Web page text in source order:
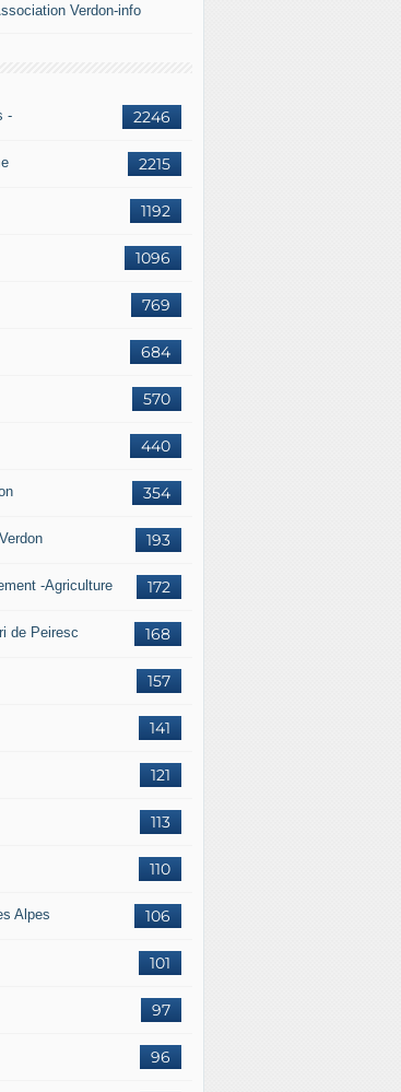
Verdon-info
2246
-
2215
1192
1096
769
684
570
440
354
193
172
-Agriculture
168
de Peiresc
157
141
121
113
110
106
Alpes
101
97
96